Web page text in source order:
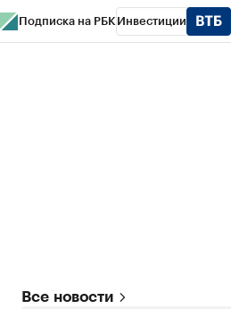
Подписка на РБК Инвестиции
Все новости